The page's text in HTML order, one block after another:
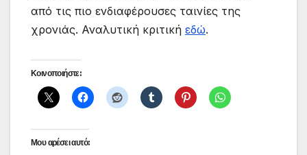
από τις πιο ενδιαφέρουσες ταινίες της
χρονιάς. Αναλυτική κριτική εδώ.
Κοινοποιήστε:
Μου αρέσει αυτό: